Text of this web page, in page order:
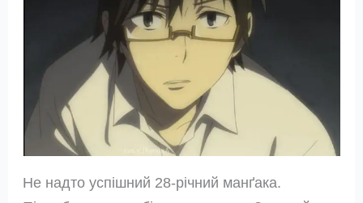
Не надто успішний 28-річний манґака.